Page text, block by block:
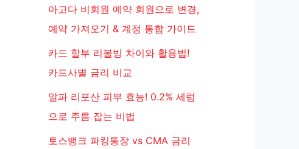
아고다 비회원 예약 회원으로 변경,
예약 가져오기 & 계정 통합 가이드
카드 할부 리볼빙 차이와 활용법!
카드사별 금리 비교
알파 리포산 피부 효능! 0.2% 세럼
으로 주름 잡는 비법
토스뱅크 파킹통장 vs CMA 금리